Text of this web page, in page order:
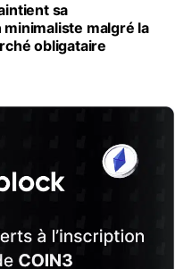
sa
malgré la
obligataire